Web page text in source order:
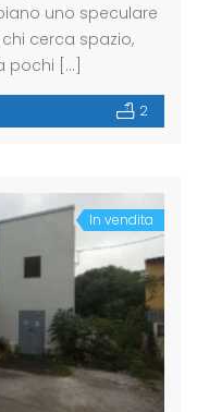
uno speculare
cerca spazio,
pochi […]
2
In vendita